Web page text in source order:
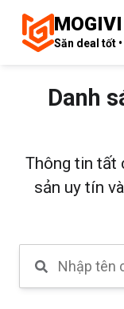
MOGIVI
Săn deal tốt •
Danh
Thông tin tất
sản uy tín